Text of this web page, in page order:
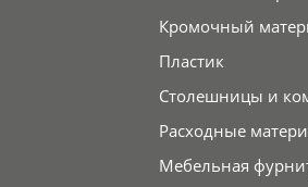
Кромочный
Пластик
Столешницы и
Расходные
Мебельная